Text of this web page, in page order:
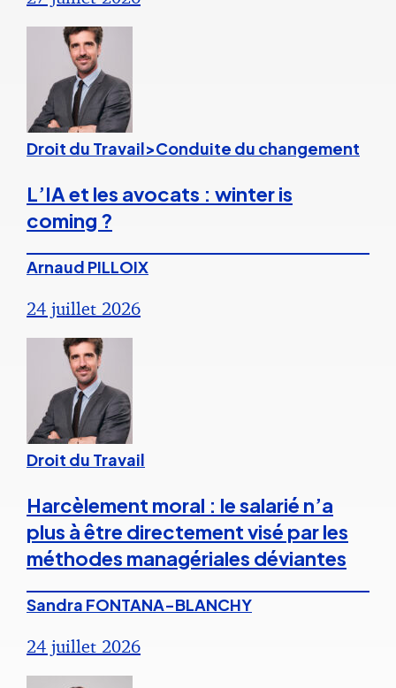
Droit du Travail>Conduite du changement
L’IA et les avocats : winter is
coming ?
Arnaud PILLOIX
24 juillet 2026
Droit du Travail
Harcèlement moral : le salarié n’a
plus à être directement visé par les
méthodes managériales déviantes
Sandra FONTANA-BLANCHY
24 juillet 2026